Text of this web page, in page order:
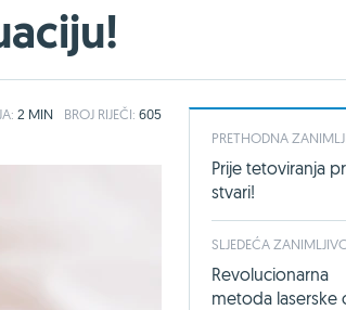
2 MIN BROJ RIJEČI: 605
PRETHODNA
Prije tetoviranja
stvari!
SLJEDEĆA
Revolucionarna
metoda laserske